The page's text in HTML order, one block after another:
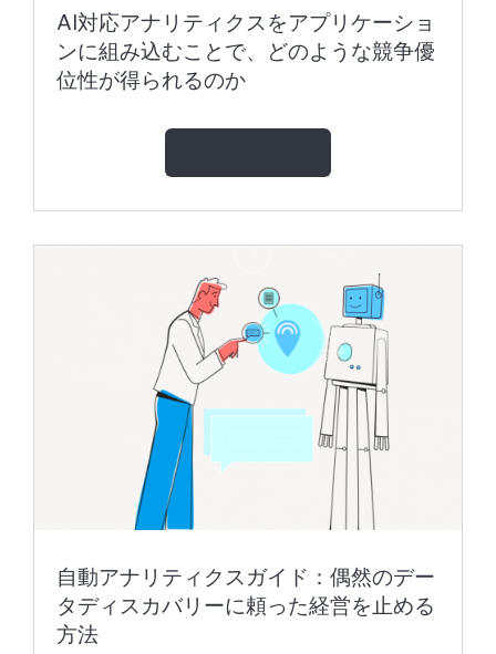
AI対応アナリティクスをアプリケーショ
ンに組み込むことで、どのような競争優
位性が得られるのか
自動アナリティクスガイド：偶然のデー
タディスカバリーに頼った経営を止める
方法